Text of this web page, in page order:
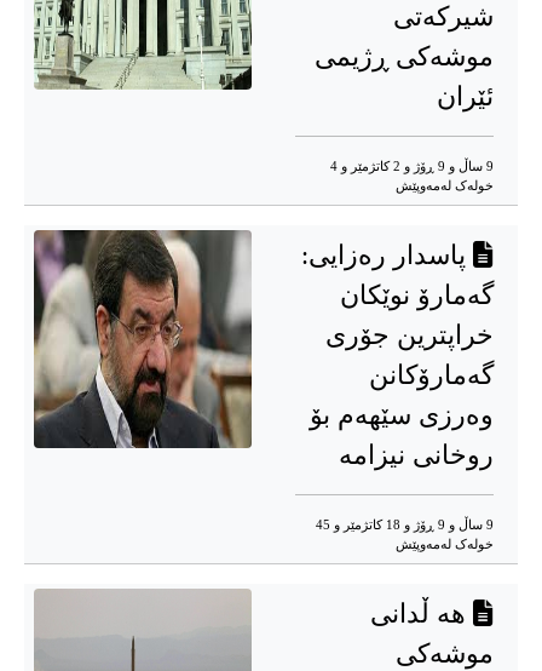
شیرکەتی
موشەکی ڕژیمی
ئێران
9 ساڵ و 9 ڕۆژ و 2 کاتژمێر و 4
خوله‌ک له‌مه‌وپێش‌
پاسدار رەزایی:
گەمارۆ نوێکان
خراپترین جۆری
گەمارۆکانن
وەرزی سێهەم بۆ
روخانی نیزامه
9 ساڵ و 9 ڕۆژ و 18 کاتژمێر و 45
خوله‌ک له‌مه‌وپێش‌
هه ڵدانی
موشەکی